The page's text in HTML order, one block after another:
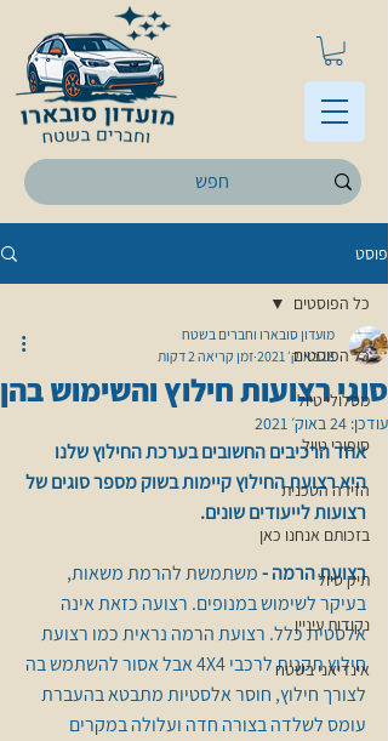
פוסט
כל הפוסטים
מסלולי טיול
סיפורי טיול
הזירה הטכנית
בזכותם אנחנו כאן
תיק טיול
נקודות עיניין
אינדיאני בשטח
כל הפוסטים
סוגי רצועות חילוץ והשימוש בהן
מועדון סובארו וחברים בשטח
18 באוק׳ 2021
זמן קריאה 2 דקות
עודכן: 24 באוק׳ 2021
אחד הרכיבים החשובים בערכת החילוץ שלנו
היא רצועת החילוץ קיימות בשוק מספר סוגים של
רצועות לייעודים שונים.
רצועת הרמה - משתמשת להרמת משאות,
בעיקר לשימוש במנופים. רצועה כזאת אינה
אלסטית כלל. רצועת הרמה נראית כמו רצועת
חילוץ תקנית לרכבי 4X4 אבל אסור להשתמש בה
לצורך חילוץ, חוסר אלסטיות מתבטא בהעברת
עומס לשלדה בצורה חדה ועלולה במקרים